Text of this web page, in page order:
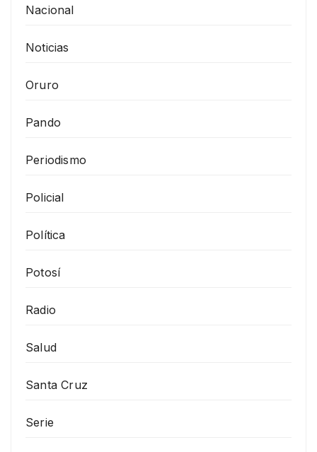
Nacional
Noticias
Oruro
Pando
Periodismo
Policial
Política
Potosí
Radio
Salud
Santa Cruz
Serie